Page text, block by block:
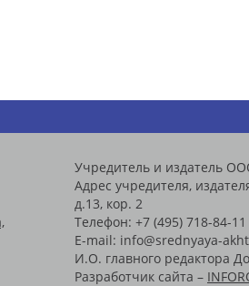
Учредитель и издатель
Адрес учредителя,
д.13, кор. 2
Телефон: +7 (495) 718-84-11
E-mail: info@srednyaya-
И.О. главного редактора
Разработчик сайта –